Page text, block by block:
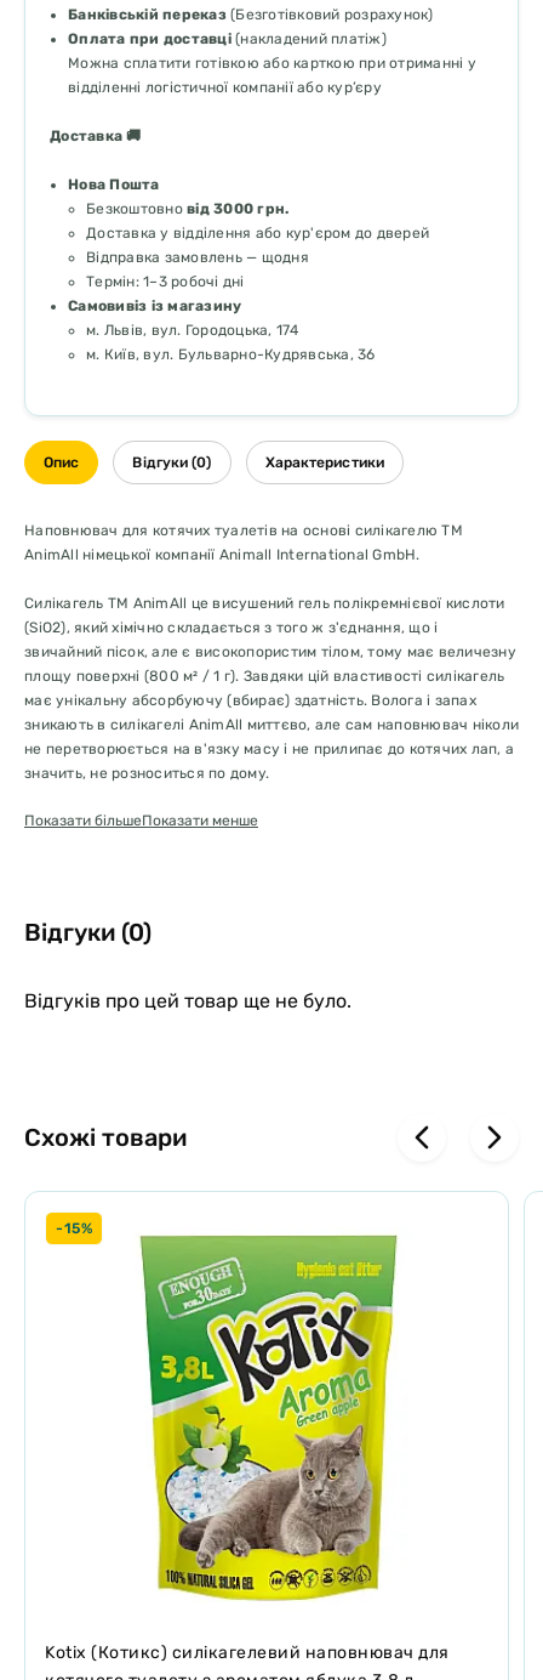
Банківській переказ(Безготівковий розрахунок)
Оплата при доставці(накладений платіж)
Можна сплатити готівкою або карткою при отриманні у
відділенні логістичної компанії або кур’єру
Доставка 🚚
Нова Пошта
Безкоштовно від 3000 грн.
Доставка у відділення або кур'єром до дверей
Відправка замовлень — щодня
Термін: 1–3 робочі дні
Самовивіз із магазину
м. Львів, вул. Городоцька, 174
м. Київ, вул. Бульварно-Кудрявська, 36
Опис Відгуки (0) Характеристики
Наповнювач для котячих туалетів на основі силікагелю TM
AnimAll німецької компанії Animall International GmbH.
Силікагель ТМ AnimAll це висушений гель полікремнієвої кислоти
(SiO2), який хімічно складається з того ж з'єднання, що і
звичайний пісок, але є високопористим тілом, тому має величезну
площу поверхні (800 м² / 1 г). Завдяки цій властивості силікагель
має унікальну абсорбуючу (вбирає) здатність. Волога і запах
зникають в силікагелі AnimAll миттєво, але сам наповнювач ніколи
не перетворюється на в'язку масу і не прилипає до котячих лап, а
значить, не розноситься по дому.
Силікагель AnimAll прекрасно висушений, що можна визначити по
Також необхідно відзначити високу гігієнічність силикагеля
AnimAll, який прекрасно справляється з будь-якими бактеріями,
вашого улюбленця.
Наповніть сухий і чистий туалет наповнювачем AnimAll (шар від 3
до 5 см).
Регулярно прибирайте тверді відходи.
Перемішуйте вміст лотка раз в 1-2 дня.
Не рідше 1 разу на 4 тижні повністю замінюйте наповнювач на
Щоб уникнути засмічення каналізаційних стоків не викидайте
використаний сілікагелевий наповнювач в унітаз.
Вид: Кристали Смарагдов.
Показати більшеПоказати менше
Відгуки (0)
Відгуків про цей товар ще не було.
Схожі товари
-15%
Kotix (Котикс) силікагелевий наповнювач для